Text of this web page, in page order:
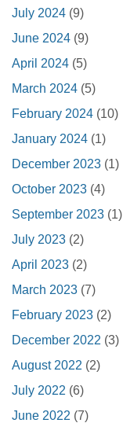
July 2024 (9)
June 2024 (9)
April 2024 (5)
March 2024 (5)
February 2024 (10)
January 2024 (1)
December 2023 (1)
October 2023 (4)
September 2023 (1)
July 2023 (2)
April 2023 (2)
March 2023 (7)
February 2023 (2)
December 2022 (3)
August 2022 (2)
July 2022 (6)
June 2022 (7)